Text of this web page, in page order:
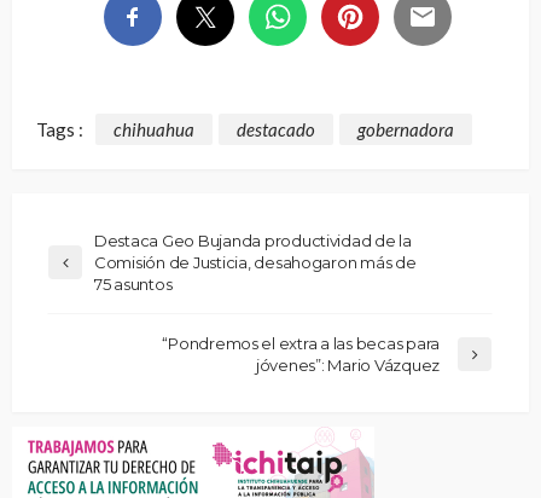
Tags : chihuahua destacado gobernadora
Destaca Geo Bujanda productividad de la
Comisión de Justicia, desahogaron más de
75 asuntos
“Pondremos el extra a las becas para
jóvenes”: Mario Vázquez